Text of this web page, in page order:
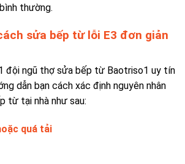
thường.
sửa bếp từ lỗi E3 đơn giản
đội ngũ thợ sửa bếp từ Baotriso1 uy tín
dẫn bạn cách xác định nguyên nhân
từ tại nhà như sau:
quá tải